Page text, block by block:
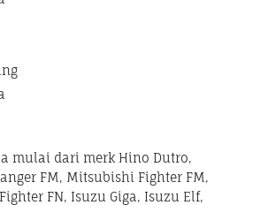
mulai dari merk Hino Dutro,
FM, Mitsubishi Fighter FM,
FN, Isuzu Giga, Isuzu Elf,